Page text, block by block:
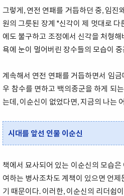
그렇게, 연전 연패를 거듭하던 중, 임진
원의 그릇된 장계 "신각이 제 멋대로
에도 불구하고 조정에서 신각을 처형
욕에 눈이 멀어버린 장수들의 모습이
계속해서 연전 연패를 거듭하면서 임
우 참수를 면하고 백의종군을 하게 되
는데, 이순신이 없었다면, 지금의 나는
시대를 앞선 인물 이순신
책에서 묘사되어 있는 이순신의 모습
여하는 병사조차도 계책이 있으면 언
기 때문이다. 이러한, 이순신의 리더쉽